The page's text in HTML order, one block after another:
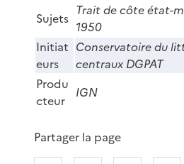
Sujets Trait de côte état-
1950
Initiat
eurs
Conservatoire du
centraux DGPAT
Produ
cteur
IGN
Partager la page